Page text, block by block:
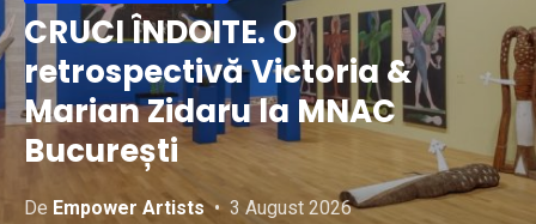
CRUCI ÎNDOITE. O
retrospectivă Victoria &
Marian Zidaru la MNAC
București
De Empower Artists 3 August 2026